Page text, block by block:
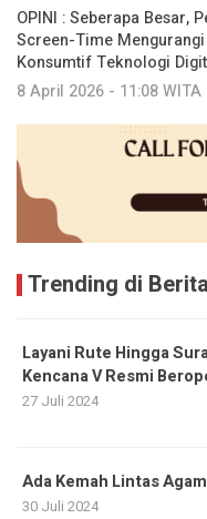
OPINI : Seberapa Besar,
Screen-Time
Konsumtif Teknologi
8 April 2026 - 11:08 WITA
Trending di
Layani Rute Hingga
Kencana V Resmi
27 Juli 2024
Ada Kemah Lintas
30 Juli 2024